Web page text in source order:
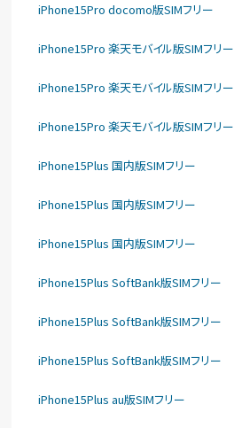
iPhone15Pro docomo版SIMフリー
iPhone15Pro 楽天モバイル版SIMフリー
iPhone15Pro 楽天モバイル版SIMフリー
iPhone15Pro 楽天モバイル版SIMフリー
iPhone15Plus 国内版SIMフリー
iPhone15Plus 国内版SIMフリー
iPhone15Plus 国内版SIMフリー
iPhone15Plus SoftBank版SIMフリー
iPhone15Plus SoftBank版SIMフリー
iPhone15Plus SoftBank版SIMフリー
iPhone15Plus au版SIMフリー